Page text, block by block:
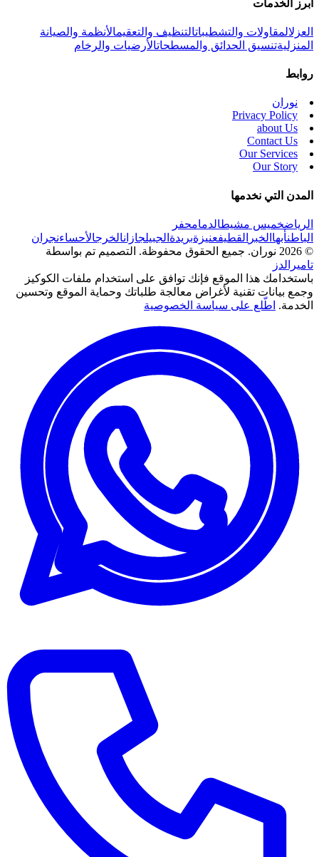
أبرز الخدمات
العزلالمقاولات والتشطيباتالتنظيف والتعقيمالأنظمة والصيانة
المنزليةتنسيق الحدائق والمسطحاتالأرضيات والرخام
روابط
نوران
Privacy Policy
about Us
Contact Us
Our Services
Our Story
المدن التي نخدمها
الرياضخميس مشيطالدمامحفر
الباطنأبها الخبر القطيفعنيزةبريدة الجبيلجازانالخرجالأحساءنجران
© 2026 نوران. جميع الحقوق محفوظة.
التصميم تم بواسطة
تاميرالدز
باستخدامك هذا الموقع فإنك توافق على استخدام ملفات الكوكيز
وجمع بيانات تقنية لأغراض معالجة طلباتك وحماية الموقع وتحسين
الخدمة. اطّلع على سياسة الخصوصية